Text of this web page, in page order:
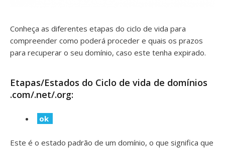
Conheça as diferentes etapas do ciclo de vida para
compreender como poderá proceder e quais os prazos
para recuperar o seu domínio, caso este tenha expirado.
Etapas/Estados do Ciclo de vida de domínios
.com/.net/.org:
ok
Este é o estado padrão de um domínio, o que significa que